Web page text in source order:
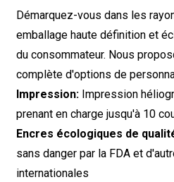
Démarquez-vous dans les
emballage haute définition et
du consommateur. Nous
complète d'options de
Impression:Impression
prenant en charge jusqu'à 10
Encres écologiques de
sans danger par la FDA et
internationales